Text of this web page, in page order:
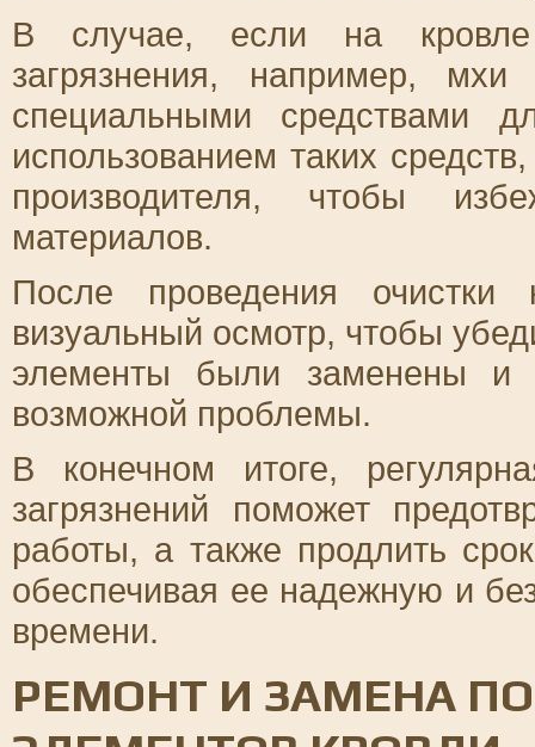
В случае, если на кровле
загрязнения, например, мхи
специальными средствами
использованием таких
производителя, чтобы
материалов.
После проведения очистки
визуальный осмотр, чтобы
элементы были заменены и
возможной проблемы.
В конечном итоге,
загрязнений поможет
работы, а также продлить
обеспечивая ее надежную и
времени.
РЕМОНТ И ЗАМЕНА